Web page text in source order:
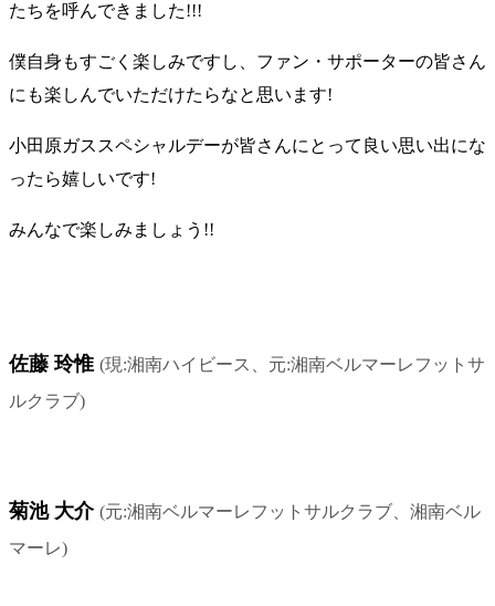
たちを呼んできました!!!
僕自身もすごく楽しみですし、ファン・サポーターの皆さん
にも楽しんでいただけたらなと思います!
小田原ガススペシャルデーが皆さんにとって良い思い出にな
ったら嬉しいです!
みんなで楽しみましょう!!
佐藤 玲惟 (現:湘南ハイビース、元:湘南ベルマーレフットサ
ルクラブ)
菊池 大介 (元:湘南ベルマーレフットサルクラブ、湘南ベル
マーレ)